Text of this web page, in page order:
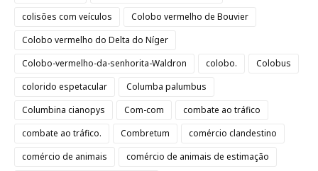
colisões com veículos
Colobo vermelho de Bouvier
Colobo vermelho do Delta do Níger
Colobo-vermelho-da-senhorita-Waldron
colobo.
Colobus
colorido espetacular
Columba palumbus
Columbina cianopys
Com-com
combate ao tráfico
combate ao tráfico.
Combretum
comércio clandestino
comércio de animais
comércio de animais de estimação